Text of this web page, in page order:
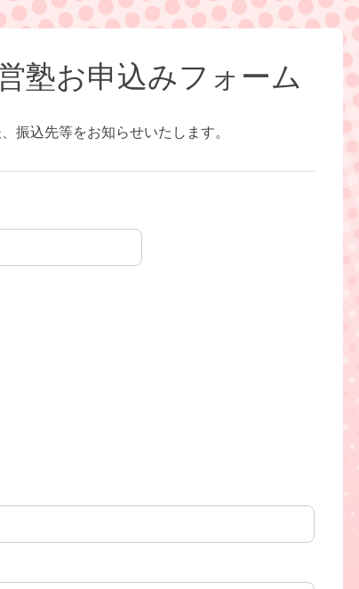
塾お申込みフォーム
振込先等をお知らせいたします。